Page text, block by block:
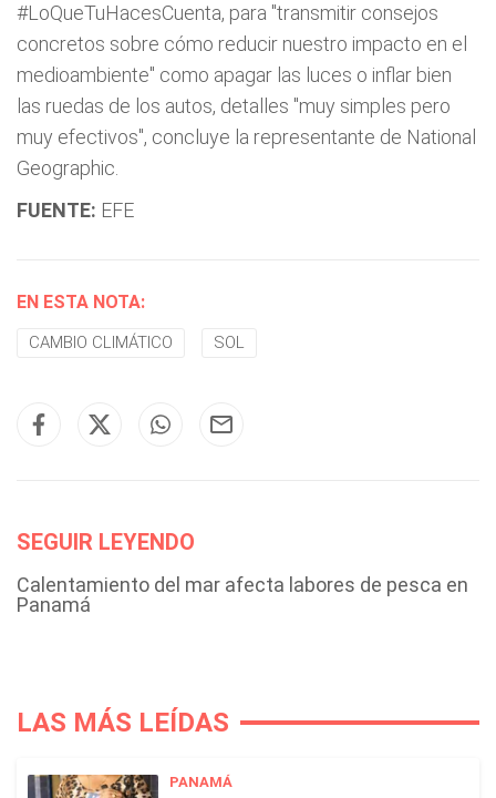
#LoQueTuHacesCuenta, para "transmitir consejos
concretos sobre cómo reducir nuestro impacto en el
medioambiente" como apagar las luces o inflar bien
las ruedas de los autos, detalles "muy simples pero
muy efectivos", concluye la representante de National
Geographic.
FUENTE: EFE
EN ESTA NOTA:
CAMBIO CLIMÁTICO SOL
SEGUIR LEYENDO
Calentamiento del mar afecta labores de pesca en
Panamá
LAS MÁS LEÍDAS
PANAMÁ